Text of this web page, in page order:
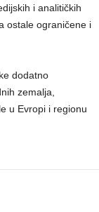
i analitičkih
ostale ograničene i
dodatno
zemalja,
u Evropi i regionu